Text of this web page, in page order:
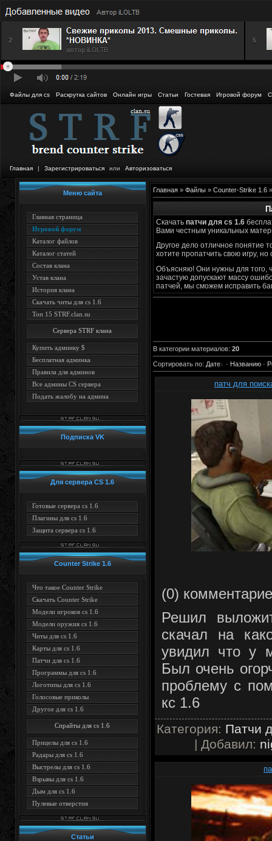
Файлы для cs Раскрутка сайтов Онлайн игры Статьи Гостевая Игровой форум
Главная | Зарегистрироваться или Авторизоваться
Меню сайта
Главная страница
Игровой форум
Каталог файлов
Каталог статей
Состав клана
Устав клана
История клана
Скачать читы для cs 1.6
Топ 15 STRF.clan.su
Сервера STRF клана
Купить админку $
Бесплатная админка
Правила для админов
Все админы CS сервера
Подать жалобу на админа
Подписка VK
Для сервера CS 1.6
Готовые сервера cs 1.6
Плагины для cs 1.6
Защита сервера cs 1.6
Counter Strike 1.6
Что такое Counter Strike
Скачать Counter Strike
Модели игроков cs 1.6
Модели оружия cs 1.6
Читы для cs 1.6
Карты для cs 1.6
Патчи для cs 1.6
Программы для cs 1.6
Логотипы для cs 1.6
Голосовые приколы
Другое для cs 1.6
Спрайты для cs 1.6
Прицелы для cs 1.6
Радары для cs 1.6
Выстрелы для cs 1.6
Взрывы для cs 1.6
Дым для cs 1.6
Пулевые отверстия
Статьи
Главная» Файлы» Counter-Strike 1.6»
Скачать патчи для cs 1.6
Вами честным уникальных
Другое дело отличное понятие
хотите пропатчить свою игру,
Объясняю! Они нужны для того,
зачастую допускают массу
патчей, мы сможем исправить
В категории материалов: 20
Сортировать по: Дате · Названию·
патч для
(0)
Решил
скачал на
увидил что у
Был очень
проблему с
кс 1.6
Категория: Патчи
| Добавил: